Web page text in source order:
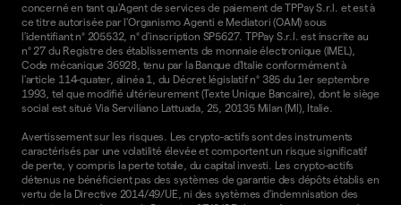
concerné en tant qu'Agent de services de paiement de TPPay S.r.l. et est à
ce titre autorisée par l'Organismo Agenti e Mediatori (OAM) sous
l'identifiant n° 205532, n° d'inscription SP5627. TPPay S.r.l. est inscrite au
n° 27 du Registre des établissements de monnaie électronique (IMEL),
Code mécanique 36928, tenu par la Banque d'Italie conformément à
l'article 114-quater, alinéa 1, du Décret législatif n° 385 du 1er septembre
1993, tel que modifié ultérieurement (Texte Unique Bancaire), dont le siège
social est situé Via Serviliano Lattuada, 25, 20135 Milan (MI), Italie.
Avertissement sur les risques. Les crypto-actifs sont des instruments
caractérisés par une volatilité élevée et comportent un risque significatif
de perte, y compris la perte totale, du capital investi. Les crypto-actifs
détenus ne bénéficient pas des systèmes de garantie des dépôts établis en
vertu de la Directive 2014/49/UE, ni des systèmes d'indemnisation des